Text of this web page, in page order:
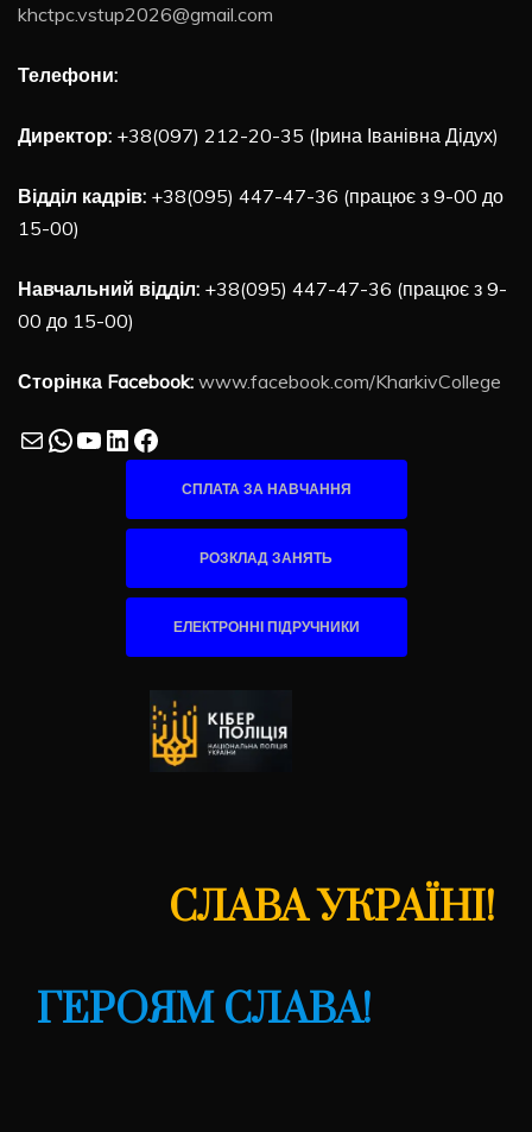
khctpc.vstup2026@gmail.com
Телефони:
Директор: +38(097) 212-20-35 (Ірина Іванівна Дідух)
Відділ кадрів: +38(095) 447-47-36 (працює з 9-00 до
15-00)
Навчальний відділ: +38(095) 447-47-36 (працює з 9-
00 до 15-00)
Сторінка Facebook: www.facebook.com/KharkivCollege
MailWhatsApp
YouTube
LinkedIn
Facebook
СПЛАТА ЗА НАВЧАННЯ
РОЗКЛАД ЗАНЯТЬ
ЕЛЕКТРОННІ ПІДРУЧНИКИ
СЛАВА УКРАЇНІ!
ГЕРОЯМ СЛАВА!